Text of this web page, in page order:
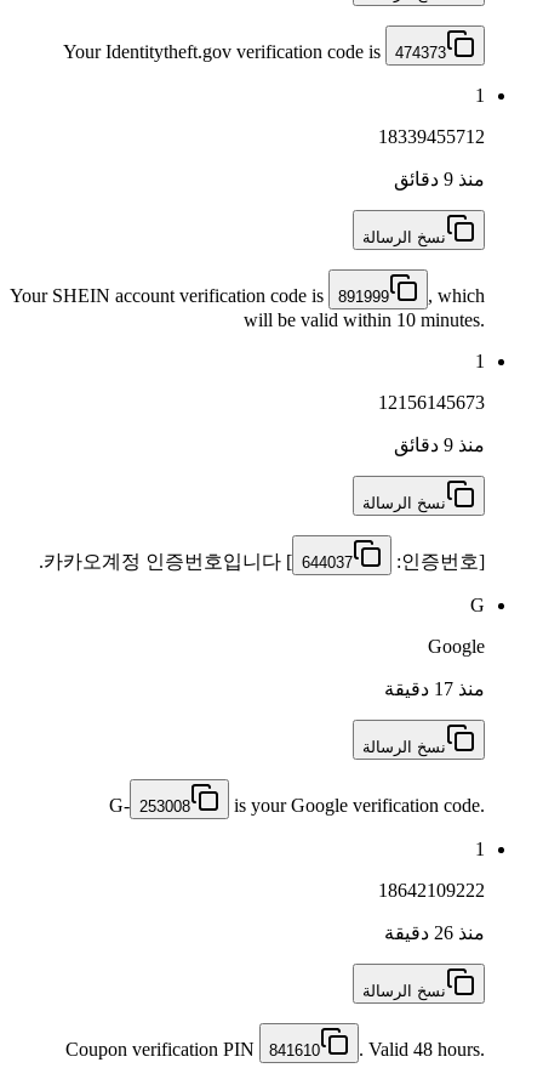
Your Identitytheft.gov verification code is 474373
1
18339455712
منذ 9 دقائق
نسخ الرسالة
Your SHEIN account verification code is 891999
, which
will be valid within 10 minutes.
1
12156145673
منذ 9 دقائق
نسخ الرسالة
[인증번호:
644037
] 카카오계정 인증번호입니다.
G
Google
منذ 17 دقيقة
نسخ الرسالة
G- 253008 is your Google verification code.
1
18642109222
منذ 26 دقيقة
نسخ الرسالة
Coupon verification PIN 841610 . Valid 48 hours.